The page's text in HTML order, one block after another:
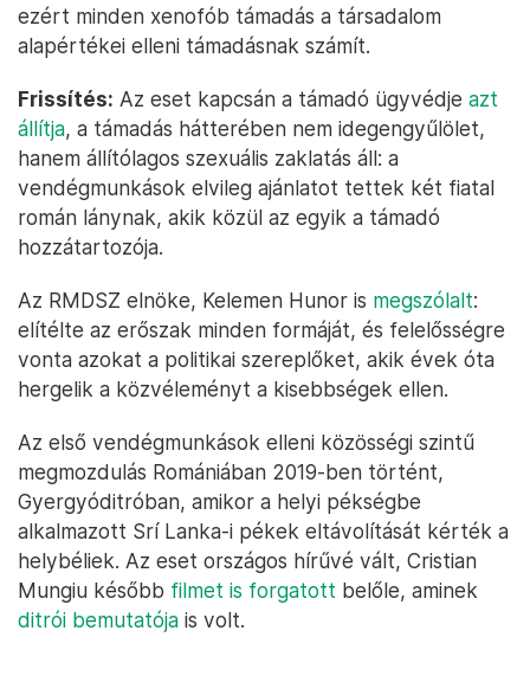
ezért minden xenofób támadás a társadalom
alapértékei elleni támadásnak számít.
Frissítés: Az eset kapcsán a támadó ügyvédje azt
állítja, a támadás hátterében nem idegengyűlölet,
hanem állítólagos szexuális zaklatás áll: a
vendégmunkások elvileg ajánlatot tettek két fiatal
román lánynak, akik közül az egyik a támadó
hozzátartozója.
Az RMDSZ elnöke, Kelemen Hunor is megszólalt:
elítélte az erőszak minden formáját, és felelősségre
vonta azokat a politikai szereplőket, akik évek óta
hergelik a közvéleményt a kisebbségek ellen.
Az első vendégmunkások elleni közösségi szintű
megmozdulás Romániában 2019-ben történt,
Gyergyóditróban, amikor a helyi pékségbe
alkalmazott Srí Lanka-i pékek eltávolítását kérték a
helybéliek. Az eset országos hírűvé vált, Cristian
Mungiu később filmet is forgatott belőle, aminek
ditrói bemutatója is volt.